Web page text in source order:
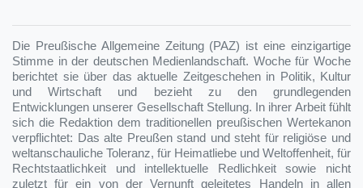
Die Preußische Allgemeine Zeitung (PAZ) ist eine einzigartige
Stimme in der deutschen Medienlandschaft. Woche für Woche
berichtet sie über das aktuelle Zeitgeschehen in Politik, Kultur
und Wirtschaft und bezieht zu den grundlegenden
Entwicklungen unserer Gesellschaft Stellung. In ihrer Arbeit fühlt
sich die Redaktion dem traditionellen preußischen Wertekanon
verpflichtet: Das alte Preußen stand und steht für religiöse und
weltanschauliche Toleranz, für Heimatliebe und Weltoffenheit, für
Rechtstaatlichkeit und intellektuelle Redlichkeit sowie nicht
zuletzt für ein von der Vernunft geleitetes Handeln in allen